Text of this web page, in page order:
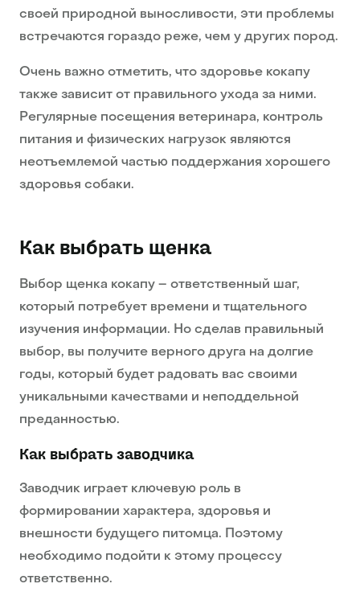
своей природной выносливости, эти проблемы
встречаются гораздо реже, чем у других пород.
Очень важно отметить, что здоровье кокапу
также зависит от правильного ухода за ними.
Регулярные посещения ветеринара, контроль
питания и физических нагрузок являются
неотъемлемой частью поддержания хорошего
здоровья собаки.
Как выбрать щенка
Выбор щенка кокапу – ответственный шаг,
который потребует времени и тщательного
изучения информации. Но сделав правильный
выбор, вы получите верного друга на долгие
годы, который будет радовать вас своими
уникальными качествами и неподдельной
преданностью.
Как выбрать заводчика
Заводчик играет ключевую роль в
формировании характера, здоровья и
внешности будущего питомца. Поэтому
необходимо подойти к этому процессу
ответственно.